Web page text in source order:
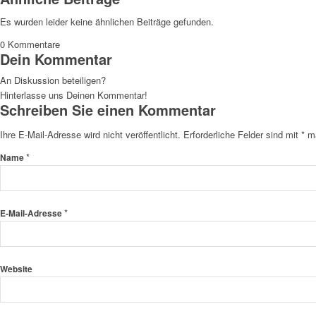
Es wurden leider keine ähnlichen Beiträge gefunden.
0 Kommentare
Dein Kommentar
An Diskussion beteiligen?
Hinterlasse uns Deinen Kommentar!
Schreiben Sie einen Kommentar
Ihre E-Mail-Adresse wird nicht veröffentlicht. Erforderliche Felder sind mit *
Name*
E-Mail-Adresse*
Website